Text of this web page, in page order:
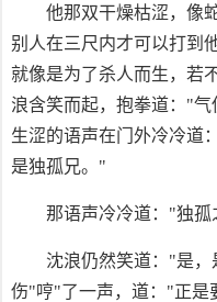
他那双干燥枯涩，像
别人在三尺内才可以打到
就像是为了杀人而生，若
浪含笑而起，抱拳道："
生涩的语声在门外冷冷道
是独孤兄。"
那语声冷冷道："独
沈浪仍然笑道："是
伤"哼"了一声，道："正是